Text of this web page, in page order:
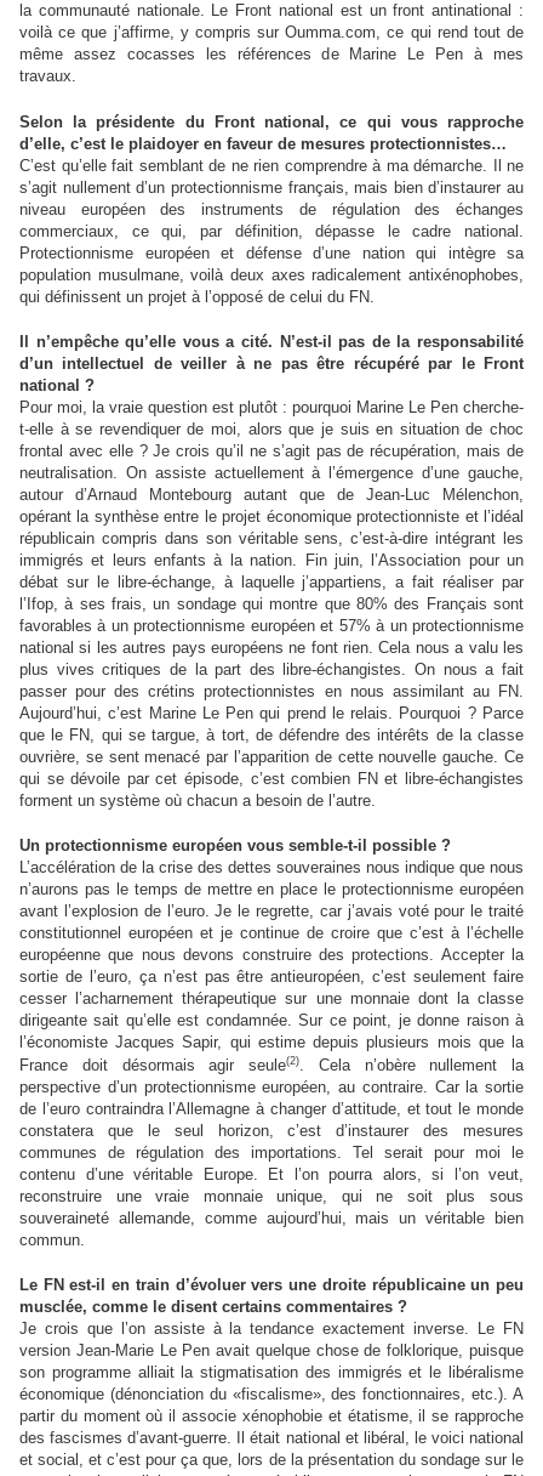
la communauté nationale. Le Front national est un front antinational :
voilà ce que j’affirme, y compris sur Oumma.com, ce qui rend tout de
même assez cocasses les références de Marine Le Pen à mes
travaux.
Selon la présidente du Front national, ce qui vous rapproche
d’elle, c’est le plaidoyer en faveur de mesures protectionnistes…
C’est qu’elle fait semblant de ne rien comprendre à ma démarche. Il ne
s’agit nullement d’un protectionnisme français, mais bien d’instaurer au
niveau européen des instruments de régulation des échanges
commerciaux, ce qui, par définition, dépasse le cadre national.
Protectionnisme européen et défense d’une nation qui intègre sa
population musulmane, voilà deux axes radicalement antixénophobes,
qui définissent un projet à l’opposé de celui du FN.
Il n’empêche qu’elle vous a cité. N’est-il pas de la responsabilité
d’un intellectuel de veiller à ne pas être récupéré par le Front
national ?
Pour moi, la vraie question est plutôt : pourquoi Marine Le Pen cherche-
t-elle à se revendiquer de moi, alors que je suis en situation de choc
frontal avec elle ? Je crois qu’il ne s’agit pas de récupération, mais de
neutralisation. On assiste actuellement à l’émergence d’une gauche,
autour d’Arnaud Montebourg autant que de Jean-Luc Mélenchon,
opérant la synthèse entre le projet économique protectionniste et l’idéal
républicain compris dans son véritable sens, c’est-à-dire intégrant les
immigrés et leurs enfants à la nation. Fin juin, l’Association pour un
débat sur le libre-échange, à laquelle j’appartiens, a fait réaliser par
l’Ifop, à ses frais, un sondage qui montre que 80% des Français sont
favorables à un protectionnisme européen et 57% à un protectionnisme
national si les autres pays européens ne font rien. Cela nous a valu les
plus vives critiques de la part des libre-échangistes. On nous a fait
passer pour des crétins protectionnistes en nous assimilant au FN.
Aujourd’hui, c’est Marine Le Pen qui prend le relais. Pourquoi ? Parce
que le FN, qui se targue, à tort, de défendre des intérêts de la classe
ouvrière, se sent menacé par l’apparition de cette nouvelle gauche. Ce
qui se dévoile par cet épisode, c’est combien FN et libre-échangistes
forment un système où chacun a besoin de l’autre.
Un protectionnisme européen vous semble-t-il possible ?
L’accélération de la crise des dettes souveraines nous indique que nous
n’aurons pas le temps de mettre en place le protectionnisme européen
avant l’explosion de l’euro. Je le regrette, car j’avais voté pour le traité
constitutionnel européen et je continue de croire que c’est à l’échelle
européenne que nous devons construire des protections. Accepter la
sortie de l’euro, ça n’est pas être antieuropéen, c’est seulement faire
cesser l’acharnement thérapeutique sur une monnaie dont la classe
dirigeante sait qu’elle est condamnée. Sur ce point, je donne raison à
l’économiste Jacques Sapir, qui estime depuis plusieurs mois que la
France doit désormais agir seule(2)
. Cela n’obère nullement la
perspective d’un protectionnisme européen, au contraire. Car la sortie
de l’euro contraindra l’Allemagne à changer d’attitude, et tout le monde
constatera que le seul horizon, c’est d’instaurer des mesures
communes de régulation des importations. Tel serait pour moi le
contenu d’une véritable Europe. Et l’on pourra alors, si l’on veut,
reconstruire une vraie monnaie unique, qui ne soit plus sous
souveraineté allemande, comme aujourd’hui, mais un véritable bien
commun.
Le FN est-il en train d’évoluer vers une droite républicaine un peu
musclée, comme le disent certains commentaires ?
Je crois que l’on assiste à la tendance exactement inverse. Le FN
version Jean-Marie Le Pen avait quelque chose de folklorique, puisque
son programme alliait la stigmatisation des immigrés et le libéralisme
économique (dénonciation du «fiscalisme», des fonctionnaires, etc.). A
partir du moment où il associe xénophobie et étatisme, il se rapproche
des fascismes d’avant-guerre. Il était national et libéral, le voici national
et social, et c’est pour ça que, lors de la présentation du sondage sur le